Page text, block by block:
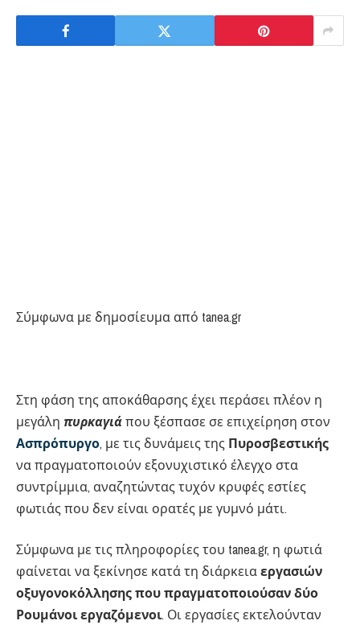
Σύμφωνα με δημοσίευμα από tanea.gr
Στη φάση της αποκάθαρσης έχει περάσει πλέον η
μεγάλη πυρκαγιάπου ξέσπασε σε επιχείρηση στον
Ασπρόπυργο, με τις δυνάμεις της Πυροσβεστικής
να πραγματοποιούν εξονυχιστικό έλεγχο στα
συντρίμμια, αναζητώντας τυχόν κρυφές εστίες
φωτιάς που δεν είναι ορατές με γυμνό μάτι.
Σύμφωνα με τις πληροφορίες του tanea.gr, η φωτιά
φαίνεται να ξεκίνησε κατά τη διάρκειαεργασιών
οξυγονοκόλλησης που πραγματοποιούσαν δύο
Ρουμάνοι εργαζόμενοι. Οι εργασίες εκτελούνταν